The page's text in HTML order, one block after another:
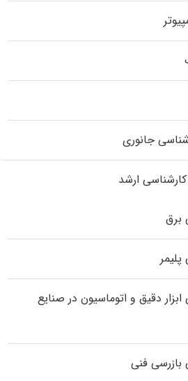
جانوری
ارشد
برق
دقیق و اتوماسیون در صنایع
فنی